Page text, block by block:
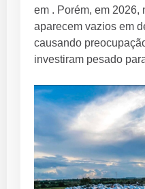
em . Porém, em 2026,
aparecem vazios em
causando
investiram pesado